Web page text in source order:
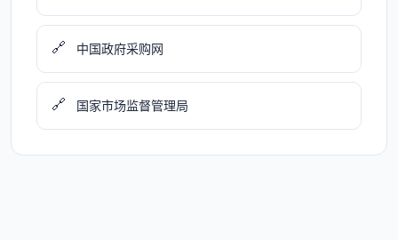
🔗 中国政府采购网
🔗 国家市场监督管理局